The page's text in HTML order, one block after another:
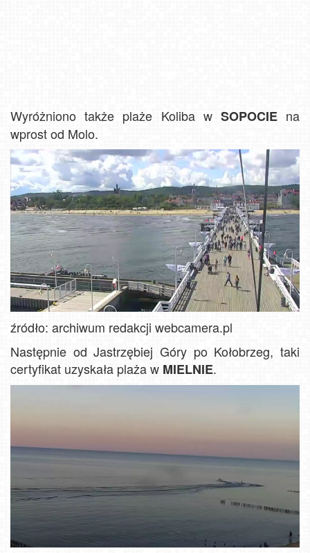
Wyróżniono także plaże Koliba w SOPOCIEna
wprost od Molo.
źródło: archiwum redakcji webcamera.pl
Następnie od Jastrzębiej Góry po Kołobrzeg, taki
certyfikat uzyskała plaża w MIELNIE.